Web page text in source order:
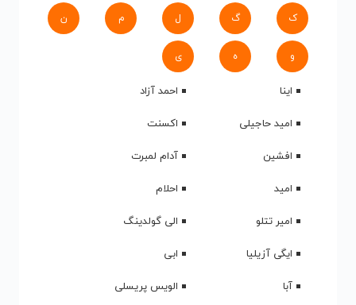
ک گ ل م ن
و ه ی
اینا
احمد آزاد
امید حاجیلی
اکسنت
افشین
آدام لمبرت
امید
احلام
امیر تتلو
الی گولدینگ
ایگی آزیلیا
ابی
آبا
الویس پریسلی